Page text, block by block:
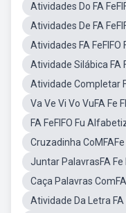
Atividades Do FA
Atividades De FA
Atividades FA
Atividade Silábica FA
Atividade Completar
Va Ve Vi Vo VuFA Fe
FA FeFIFO Fu
Cruzadinha CoMFAFe
Juntar PalavrasFA Fe
Caça Palavras ComFA
Atividade Da Letra FA